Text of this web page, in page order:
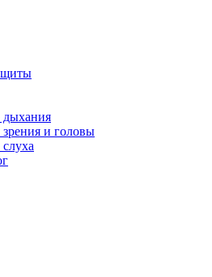
дыхания
и головы